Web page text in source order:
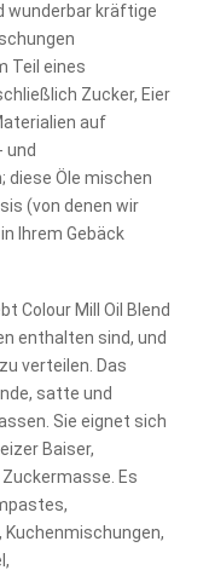
wunderbar kräftige
Teil eines
Zucker, Eier
auf
und
diese Öle mischen
(von denen wir
Ihrem Gebäck
Colour Mill Oil Blend
enthalten sind, und
verteilen. Das
satte und
Sie eignet sich
Baiser,
Es
Kuchenmischungen,